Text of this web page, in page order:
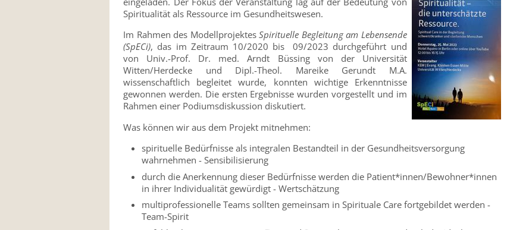
Spiritualität als Ressource im Gesundheitswesen.
Im Rahmen des ModellprojektesSpirituelle Begleitung am Lebensende
(SpECi), das im Zeitraum 10/2020 bis 09/2023 durchgeführt und
von Univ.-Prof. Dr. med. Arndt Büssing von der Universität
Witten/Herdecke und Dipl.-Theol. Mareike Gerundt M.A.
wissenschaftlich begleitet wurde, konnten wichtige Erkenntnisse
gewonnen werden. Die ersten Ergebnisse wurden vorgestellt und im
Rahmen einer Podiumsdiskussion diskutiert.
Was können wir aus dem Projekt mitnehmen:
spirituelle Bedürfnisse als integralen Bestandteil in der Gesundheitsversorgung
wahrnehmen - Sensibilisierung
durch die Anerkennung dieser Bedürfnisse werden die Patient*innen/Bewohner*innen
in ihrer Individualität gewürdigt - Wertschätzung
multiprofessionelle Teams sollten gemeinsam in Spirituale Care fortgebildet werden -
Team-Spirit